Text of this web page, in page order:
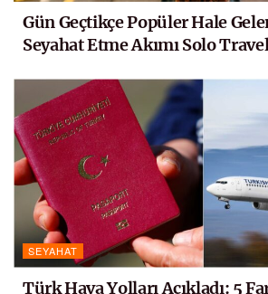
Gün Geçtikçe Popüler Hale
Seyahat Etme Akımı Solo
SEYAHAT
Türk Hava Yolları Açıkladı: 5